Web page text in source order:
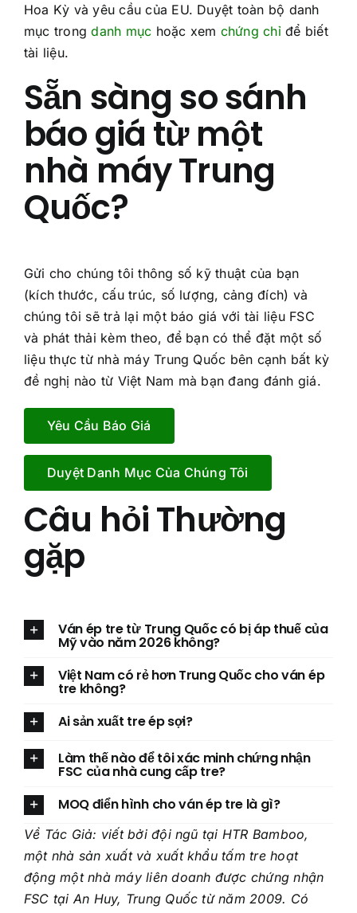
Hoa Kỳ và yêu cầu của EU. Duyệt toàn bộ danh
mục trongdanh mục hoặc xem chứng chỉ để biết
tài liệu.
Sẵn sàng so sánh
báo giá từ một
nhà máy Trung
Quốc?
Gửi cho chúng tôi thông số kỹ thuật của bạn
(kích thước, cấu trúc, số lượng, cảng đích) và
chúng tôi sẽ trả lại một báo giá với tài liệu FSC
và phát thải kèm theo, để bạn có thể đặt một số
liệu thực từ nhà máy Trung Quốc bên cạnh bất kỳ
đề nghị nào từ Việt Nam mà bạn đang đánh giá.
Yêu Cầu Báo Giá
Duyệt Danh Mục Của Chúng Tôi
Câu hỏi Thường
gặp
Ván ép tre từ Trung Quốc có bị áp thuế của
Mỹ vào năm 2026 không?
Việt Nam có rẻ hơn Trung Quốc cho ván ép
tre không?
Ai sản xuất tre ép sợi?
Làm thế nào để tôi xác minh chứng nhận
FSC của nhà cung cấp tre?
MOQ điển hình cho ván ép tre là gì?
Về Tác Giả: viết bởi đội ngũ tại HTR Bamboo,
một nhà sản xuất và xuất khẩu tấm tre hoạt
động một nhà máy liên doanh được chứng nhận
FSC tại An Huy, Trung Quốc từ năm 2009. Có
T
ê
*
T
n
ô
n
l
*
*
Tên Chủ đề Tên
C
đ
ề
B
n
h
u
ậ
h
o
c
T
i
n
h
ắ
Gửi Yêu Cầu